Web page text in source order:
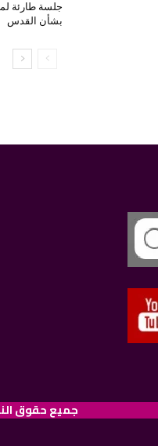
جلسة طارئة
بشأن القدس
جميع حقوق